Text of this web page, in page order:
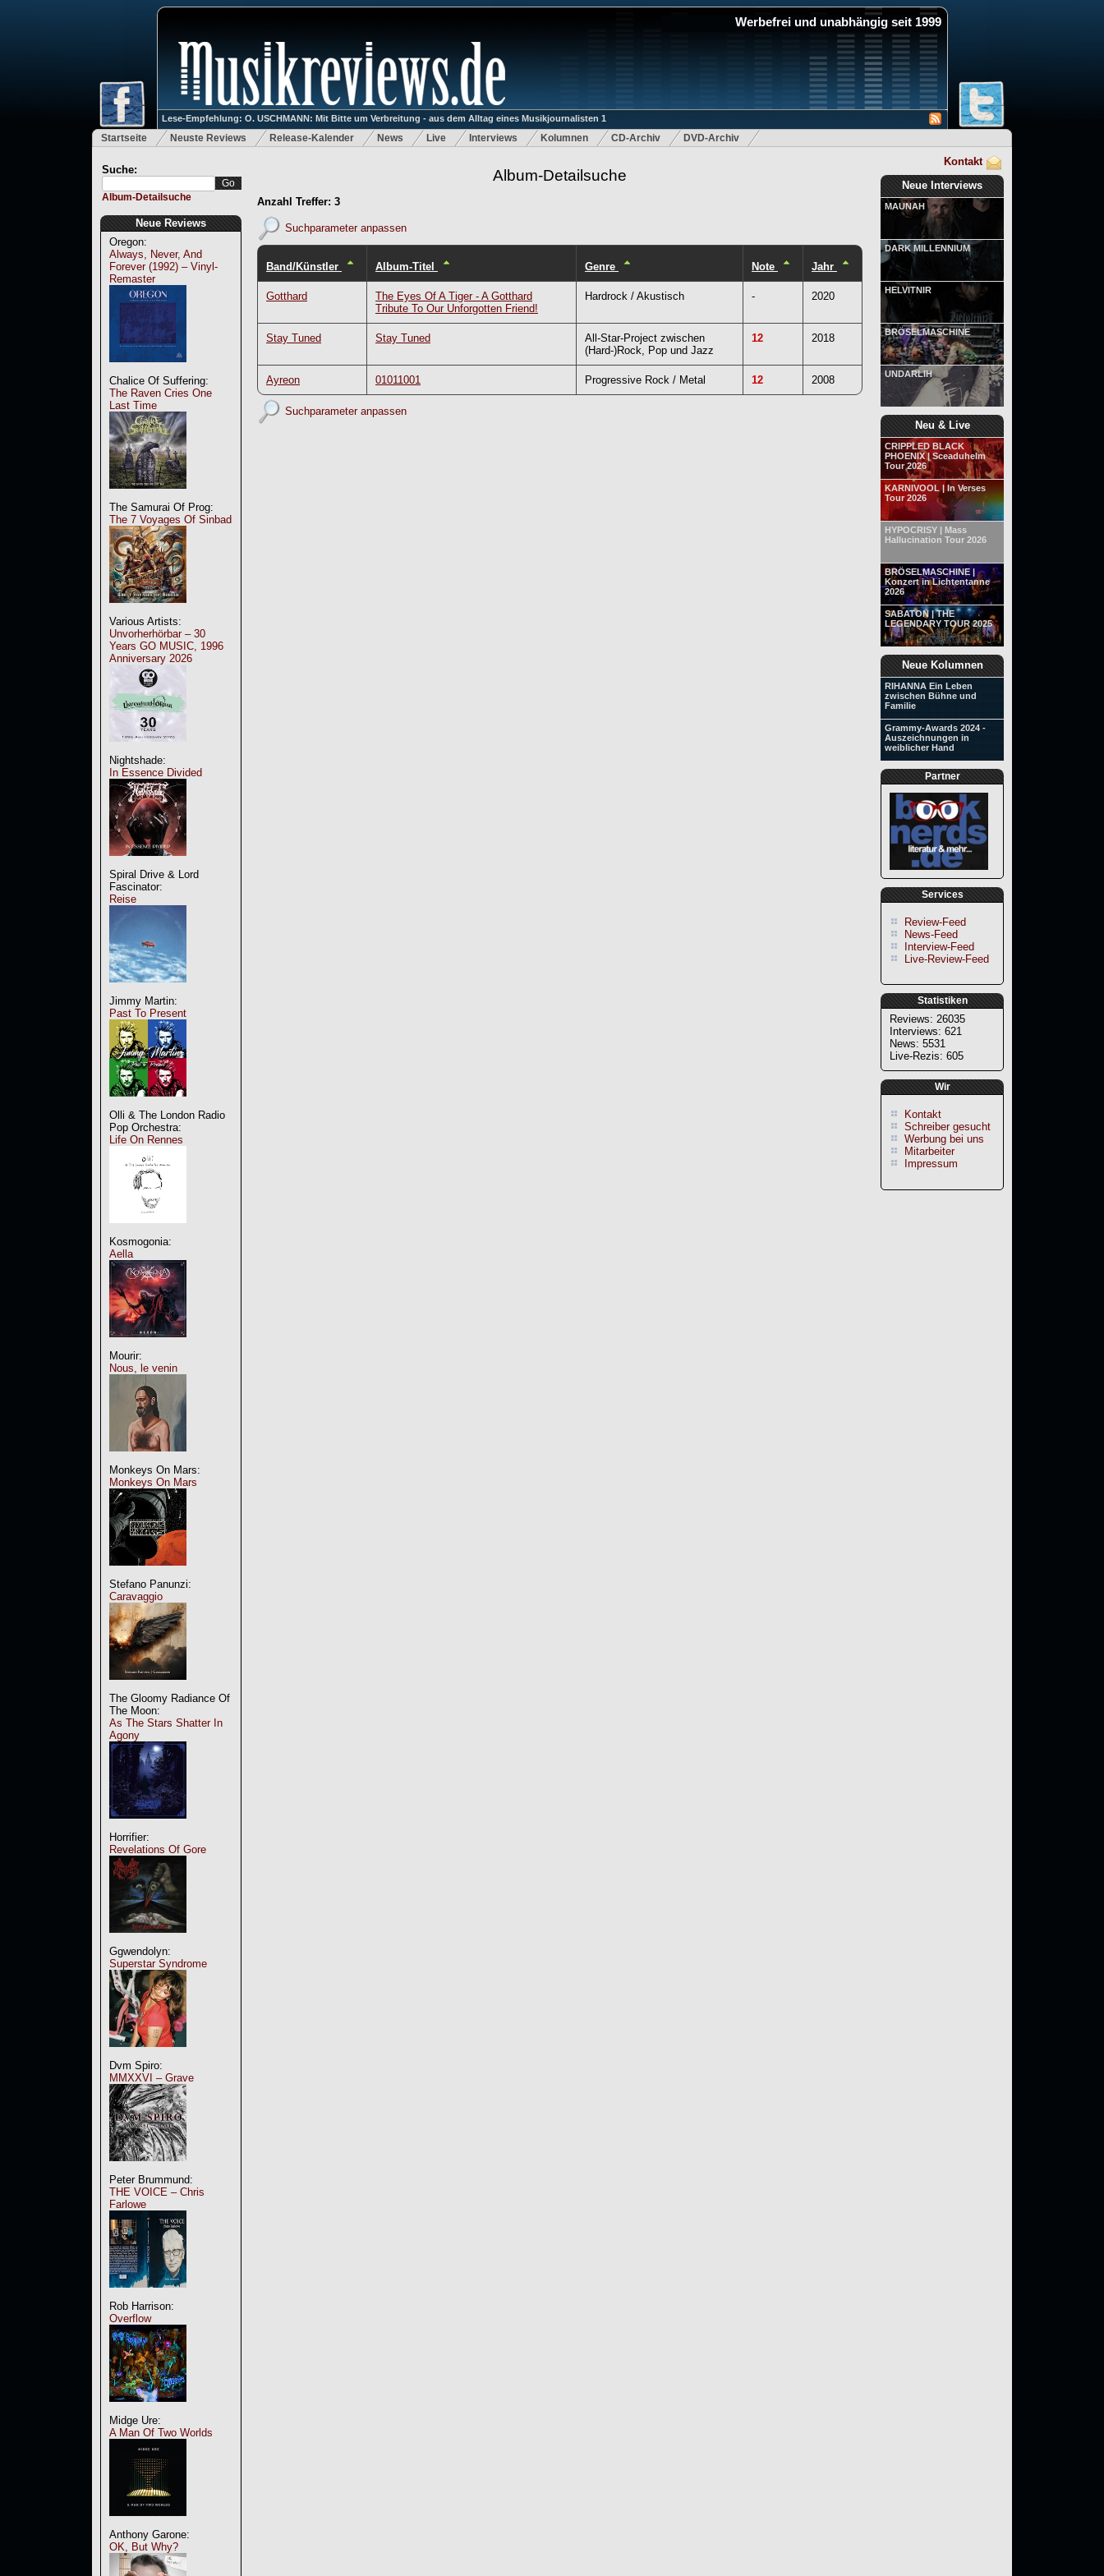
Werbefrei und unabhängig seit 1999
Lese-Empfehlung: O. USCHMANN: Mit Bitte um Verbreitung - aus dem Alltag eines Musikjournalisten 1
Startseite Neuste Reviews Release-Kalender News Live Interviews Kolumnen CD-Archiv DVD-Archiv
Suche:
Album-Detailsuche
Neue Reviews
Oregon:
Always, Never, And
Forever (1992) – Vinyl-
Remaster
Chalice Of Suffering:
The Raven Cries One
Last Time
The Samurai Of Prog:
The 7 Voyages Of Sinbad
Various Artists:
Unvorherhörbar – 30
Years GO MUSIC, 1996
Anniversary 2026
Nightshade:
In Essence Divided
Spiral Drive & Lord
Fascinator:
Reise
Jimmy Martin:
Past To Present
Olli & The London Radio
Pop Orchestra:
Life On Rennes
Kosmogonia:
Aella
Mourir:
Nous, le venin
Monkeys On Mars:
Monkeys On Mars
Stefano Panunzi:
Caravaggio
The Gloomy Radiance Of
The Moon:
As The Stars Shatter In
Agony
Horrifier:
Revelations Of Gore
Ggwendolyn:
Superstar Syndrome
Dvm Spiro:
MMXXVI – Grave
Peter Brummund:
THE VOICE – Chris
Farlowe
Rob Harrison:
Overflow
Midge Ure:
A Man Of Two Worlds
Anthony Garone:
OK, But Why?
Kontakt
Neue Interviews
MAUNAH
DARK MILLENNIUM
HELVITNIR
BRÖSELMASCHINE
UNDARLIH
Neu & Live
CRIPPLED BLACK
PHOENIX | Sceaduhelm
Tour 2026
KARNIVOOL | In Verses
Tour 2026
HYPOCRISY | Mass
Hallucination Tour 2026
BRÖSELMASCHINE |
Konzert in Lichtentanne
2026
SABATON | THE
LEGENDARY TOUR 2025
Neue Kolumnen
RIHANNA Ein Leben
zwischen Bühne und
Familie
Grammy-Awards 2024 -
Auszeichnungen in
weiblicher Hand
Partner
Services
Review-Feed
News-Feed
Interview-Feed
Live-Review-Feed
Statistiken
Reviews: 26035
Interviews: 621
News: 5531
Live-Rezis: 605
Wir
Kontakt
Schreiber gesucht
Werbung bei uns
Mitarbeiter
Impressum
Album-Detailsuche
Anzahl Treffer: 3
Suchparameter anpassen
Band/Künstler Album-Titel Genre Note Jahr
Gotthard
The Eyes Of A Tiger - A Gotthard
Tribute To Our Unforgotten Friend!
Hardrock / Akustisch - 2020
Stay Tuned Stay Tuned
All-Star-Project zwischen
(Hard-)Rock, Pop und Jazz
12 2018
Ayreon 01011001 Progressive Rock / Metal 12 2008
Suchparameter anpassen